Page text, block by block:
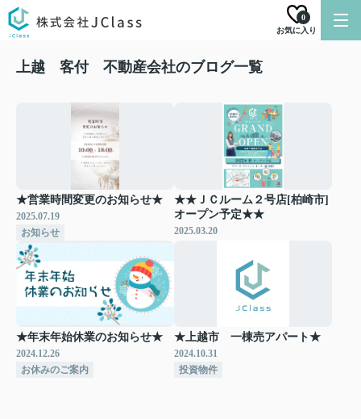
お気に入り
0
上越 客付 不動産会社のブログ一覧
★営業時間変更のお知らせ★
2025.07.19
お知らせ
★★ＪＣルーム２号店[柏崎市]
オープン予定★★
2025.03.20
★年末年始休業のお知らせ★
2024.12.26
お休みのご案内
★上越市 一棟売アパート★
2024.10.31
投資物件